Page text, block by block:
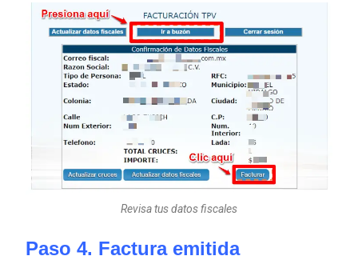
Revisa tus datos fiscales
Paso 4. Factura emitida